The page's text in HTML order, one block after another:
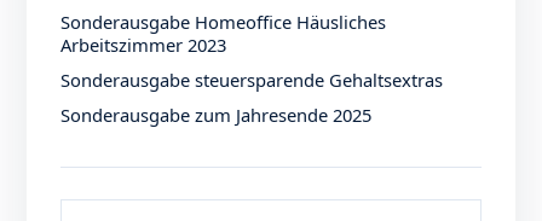
Sonderausgabe Homeoffice Häusliches
Arbeitszimmer 2023
Sonderausgabe steuersparende Gehaltsextras
Sonderausgabe zum Jahresende 2025